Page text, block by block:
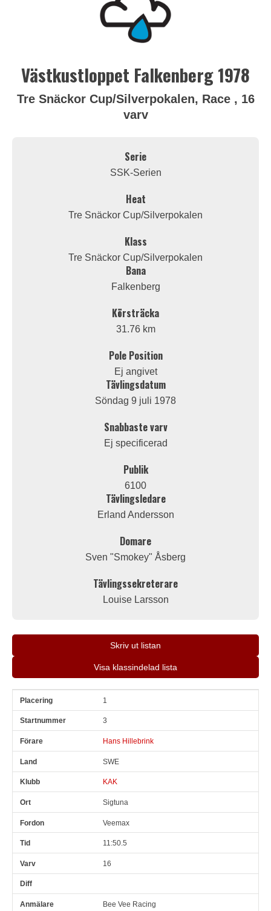
Västkustloppet Falkenberg 1978
Tre Snäckor Cup/Silverpokalen, Race , 16
varv
Serie
SSK-Serien
Heat
Tre Snäckor Cup/Silverpokalen
Klass
Tre Snäckor Cup/Silverpokalen
Bana
Falkenberg
Körsträcka
31.76 km
Pole Position
Ej angivet
Tävlingsdatum
Söndag 9 juli 1978
Snabbaste varv
Ej specificerad
Publik
6100
Tävlingsledare
Erland Andersson
Domare
Sven "Smokey" Åsberg
Tävlingssekreterare
Louise Larsson
Skriv ut listan
Visa klassindelad lista
Pl Snr 1
3
Hans Hillebrink
SWE
KAK
Sigtuna
Veemax
11:50.5
16
Bee Vee Racing